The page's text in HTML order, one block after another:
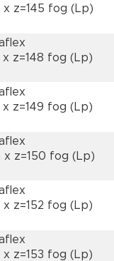
x z=145 fog (Lp)
x z=148 fog (Lp)
x z=149 fog (Lp)
x z=150 fog (Lp)
x z=152 fog (Lp)
x z=153 fog (Lp)